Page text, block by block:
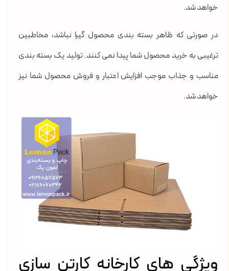
خواهد شد.
در صورتی که ظاهر بسته بندی محصول گیرا نباشد، مخاطبین
ترغیبی به خرید محصول شما پیدا نمی کنند. تولید یک بسته بندی
مناسب و جذاب موجب افزایش اعتبار و فروش محصول شما نیز
خواهد شد.
ویژگی های کارخانه کارتن سازی